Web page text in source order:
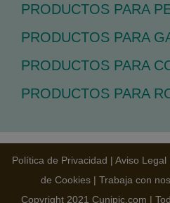
PRODUCTOS PARA
PRODUCTOS PARA
PRODUCTOS PARA
PRODUCTOS PARA
Política de Privacidad | Aviso Legal
de Cookies| Trabaja con
Copyright 2021 Cunipic.com |